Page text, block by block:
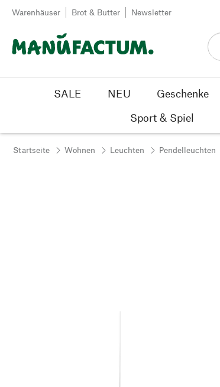
Zum Inhalt springen
Warenhäuser Brot & Butter Newsletter
SALE NEU Geschenke
Sport & Spiel
Startseite Wohnen Leuchten Pendelleuchten